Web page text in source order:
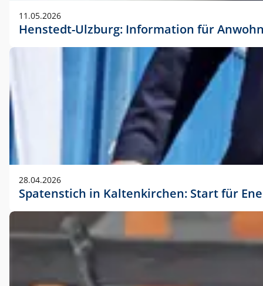
11.05.2026
Henstedt-Ulzburg: Information für
28.04.2026
Spatenstich in Kaltenkirchen: Start für